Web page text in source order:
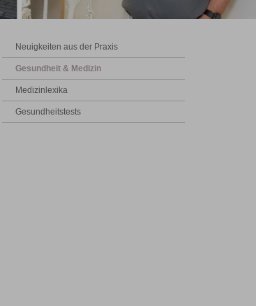
Neuigkeiten aus der Praxis
Gesundheit & Medizin
Medizinlexika
Gesundheitstests